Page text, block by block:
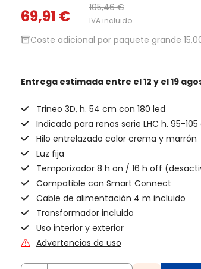
69,91 € 105,46 €
IVA incluido
inventory_2Coste adicional por paquete grande
Entrega estimada entre el 12 y el 19
Trineo 3D, h. 54 cm con 180 led
Indicado para renos serie LHC h. 95-
Hilo entrelazado color crema y marrón
Luz fija
Temporizador 8 h on / 16 h off
Compatible con Smart Connect
Cable de alimentación 4 m incluido
Transformador incluido
Uso interior y exterior
Advertencias de uso